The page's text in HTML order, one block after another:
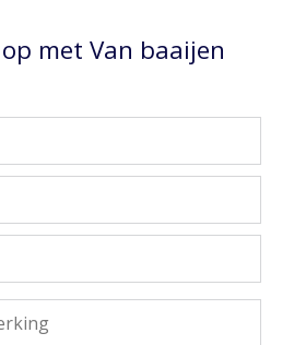
met Van baaijen